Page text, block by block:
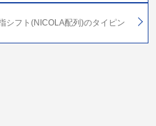
シフト(NICOLA配列)のタイピン